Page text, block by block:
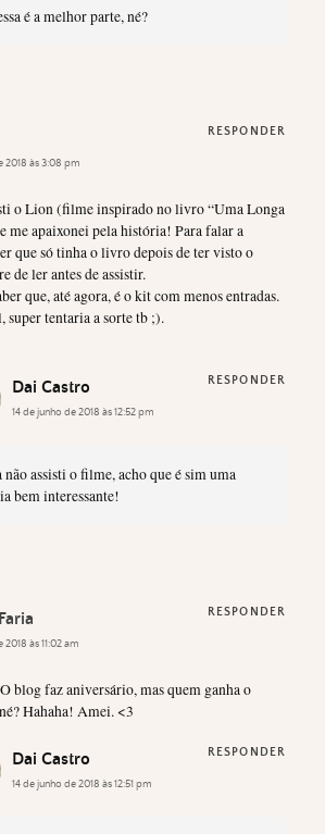
é a melhor parte, né?
2018 às 3:08 pm
o Lion (filme inspirado no livro “Uma Longa
me apaixonei pela história! Para falar a
que só tinha o livro depois de ter visto o
de ler antes de assistir.
que, até agora, é o kit com menos entradas.
super tentaria a sorte tb ;).
RESPONDER
Dai Castro
14 de junho de 2018 às 12:52 pm
assisti o filme, acho que é sim uma
bem interessante!
RESPONDER
às 11:02 am
blog faz aniversário, mas quem ganha o
Hahaha! Amei. <3
RESPONDER
Dai Castro
14 de junho de 2018 às 12:51 pm
RESPONDER